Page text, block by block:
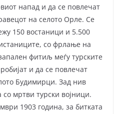
напад и да се повлечат
на селото Орле. Се
150 востаници и 5.500
со фрлање на
фитиљ меѓу турските
и да се повлечат
Будимирци. Зад нив
мртви турски војници.
1903 година, за битката